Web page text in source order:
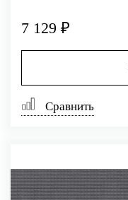
7 129 ₽
Сравнить